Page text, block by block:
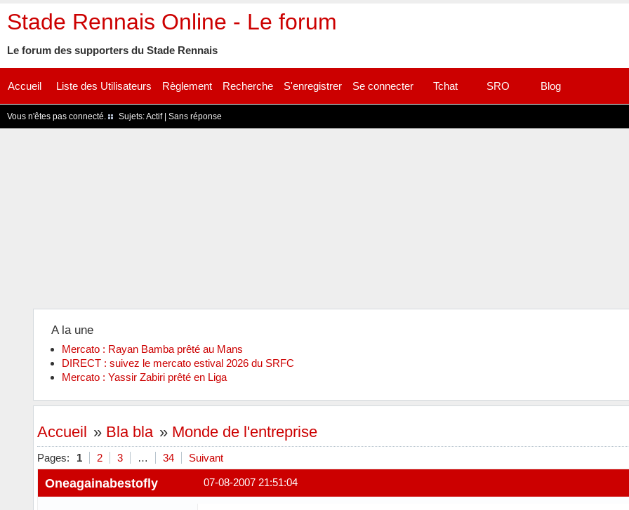
Stade Rennais Online - Le forum
Le forum des supporters du Stade Rennais
Accueil Liste des Utilisateurs Règlement Recherche S'enregistrer Se connecter Tchat SRO Blog
Vous n'êtes pas connecté. Sujets:Actif| Sans réponse
A la une
Mercato : Rayan Bamba prêté au Mans
DIRECT : suivez le mercato estival 2026 du SRFC
Mercato : Yassir Zabiri prêté en Liga
Accueil » Bla bla » Monde de l'entreprise
Pages: 1 2 3 … 34 Suivant
07-08-2007 21:51:04
Oneagainabestofly